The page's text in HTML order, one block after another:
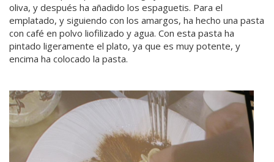
oliva, y después ha añadido los espaguetis. Para el
emplatado, y siguiendo con los amargos, ha hecho una pasta
con café en polvo liofilizado y agua. Con esta pasta ha
pintado ligeramente el plato, ya que es muy potente, y
encima ha colocado la pasta.